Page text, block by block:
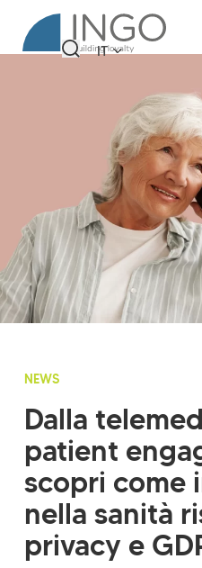
IT
NEWS
Dalla
patient
scopri come
nella sanità
privacy e